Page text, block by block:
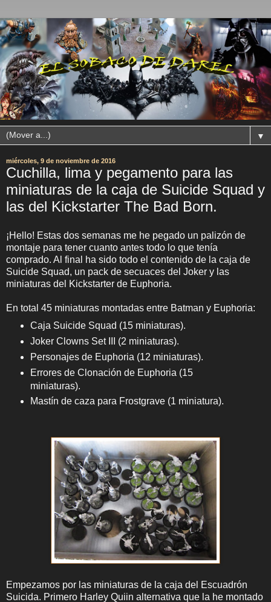
▼
miércoles, 9 de noviembre de 2016
Cuchilla, lima y pegamento para las
miniaturas de la caja de Suicide Squad y
las del Kickstarter The Bad Born.
¡Hello! Estas dos semanas me he pegado un palizón de
montaje para tener cuanto antes todo lo que tenía
comprado. Al final ha sido todo el contenido de la caja de
Suicide Squad, un pack de secuaces del Joker y las
miniaturas del Kickstarter de Euphoria.
En total 45 miniaturas montadas entre Batman y Euphoria:
Caja Suicide Squad (15 miniaturas).
Joker Clowns Set III (2 miniaturas).
Personajes de Euphoria (12 miniaturas).
Errores de Clonación de Euphoria (15
miniaturas).
Mastín de caza para Frostgrave (1 miniatura).
Empezamos por las miniaturas de la caja del Escuadrón
Suicida. Primero Harley Quiin alternativa que la he montado